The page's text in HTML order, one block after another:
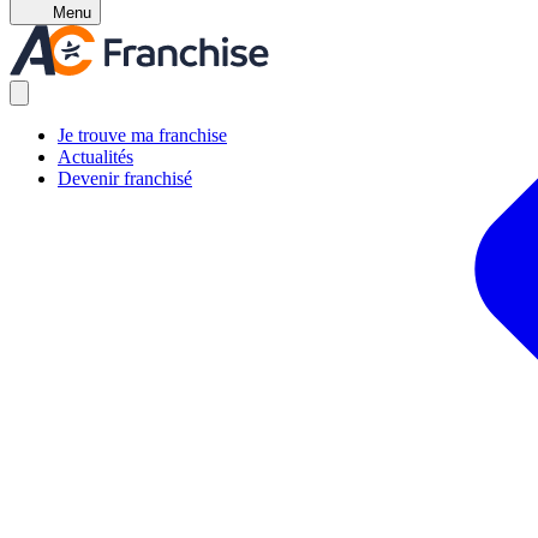
Menu
Je trouve ma franchise
Actualités
Devenir franchisé